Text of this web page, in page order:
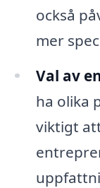
också
mer
Val av
ha olika
viktigt